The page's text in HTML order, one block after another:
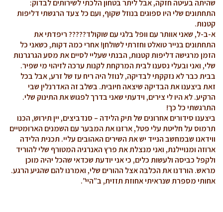
שהיתה בעיטה חזקה, אבל ליתר בטחון הלכתי לשירותים לבדוק:
התחתונים שלי היו ספוגים בנוזל שקוף, ועם כל צעד הרגשתי דליפות
קטנות.
א-ב-ל, שאני אוותר עם וופל בלגי עם שוקולד????? ריפדתי את
התחתונים בנייר טואלט וחזרתי לשולחן! אחרי כמה דקות, כשאני כל
הזמן מרגישה דליפות קטנות, הבנתי שעליי לסיים את מסע הגרגרנות
שלי, ואני ובעלי נסענו לבית המרקחת לקנות ערכה לזיהוי מי שפיר.
בבית כבר לא נזקקתי לבדיקה, לנוזל היה ריח עז של זרע, אבל בכל
זאת ביצענו את הבדיקה שיצאה חיובית. בשלב זה האדרנלין שבי
הרקיע. לא היו לי צירים, וידעתי שאני בדרך לפגוש את התינוק שלי.
התרגשתי כל כך!
ביצענו סידורים אחרונים של תיק הלידה – סנדביצים, יין תירוש, הכנו
תרמוס על חליטת עלי פטל, ארזנו את המבער עם השמנים הארומטיים
ווידאנו שבמחשב הנייד יש את השירים האהובים עליי. תכנית הלידה
ארוזה ומנויילנת, ואני מנצלת את פרץ האנרגיה המטורף שלי להוריד
ולקפל כביסה ולעשות כלים, כי אני יודעת שכדאי שהכל יהיה מוכן
מראש. הורדנו את הכלבה אצל ההורים שלי, ואמרנו להם שהגיע הרגע.
אחותי מספרת שנראיתי אחוזת תזזית, ב”היי”.